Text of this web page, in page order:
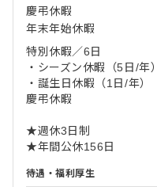
慶弔休暇
年末年始休暇
特別休暇／6日
・シーズン休暇（5日/年）
・誕生日休暇（1日/年）
慶弔休暇
★週休3日制
★年間公休156日
待遇・福利厚生